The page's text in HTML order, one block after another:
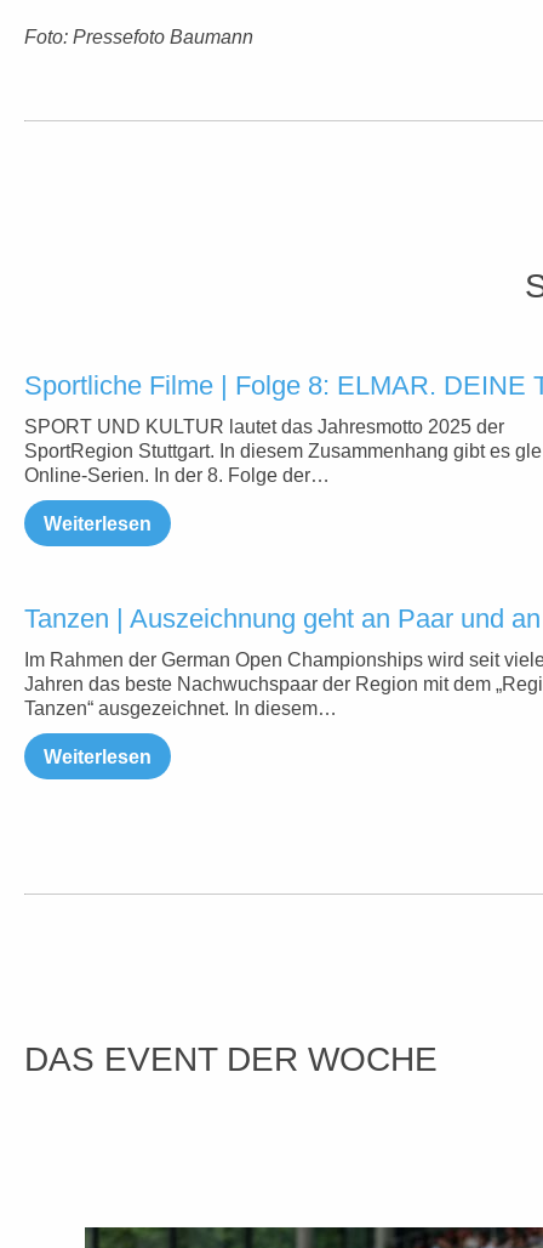
Foto: Pressefoto Baumann
Sportliche Filme | Folge 8: ELMAR. DEINE
SPORT UND KULTUR lautet das Jahresmotto 2025 der
SportRegion Stuttgart. In diesem Zusammenhang gibt es
Online-Serien. In der 8. Folge der…
Weiterlesen
Tanzen | Auszeichnung geht an Paar und
Im Rahmen der German Open Championships wird seit
Jahren das beste Nachwuchspaar der Region mit dem
Tanzen“ ausgezeichnet. In diesem…
Weiterlesen
DAS EVENT DER WOCHE